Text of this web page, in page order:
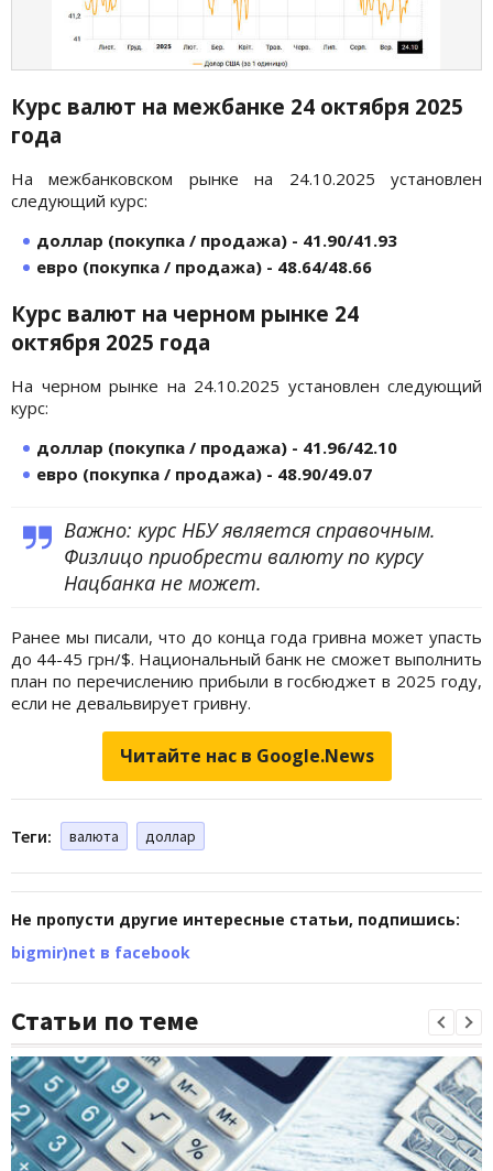
Курс валют на межбанке 24 октября 2025
года
На межбанковском рынке на 24.10.2025 установлен
следующий курс:
доллар (покупка / продажа) - 41.90/41.93
евро (покупка / продажа) - 48.64/48.66
Курс валют на черном рынке 24
октября 2025 года
На черном рынке на 24.10.2025 установлен следующий
курс:
доллар (покупка / продажа) - 41.96/42.10
евро (покупка / продажа) - 48.90/49.07
Важно: курс НБУ является справочным.
Физлицо приобрести валюту по курсу
Нацбанка не может.
Ранее мы писали, что до конца года гривна может упасть
до 44-45 грн/$. Национальный банк не сможет выполнить
план по перечислению прибыли в госбюджет в 2025 году,
если не девальвирует гривну.
Читайте нас в Google.News
Теги: валюта доллар
Не пропусти другие интересные статьи, подпишись:
bigmir)net в facebook
Статьи по теме